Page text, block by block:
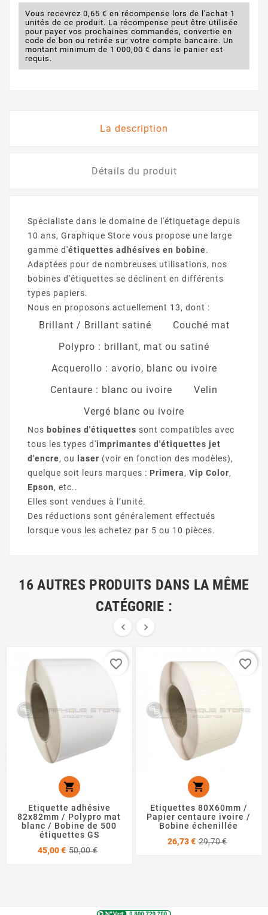
Vous recevrez 0,65 € en récompense lors de l'achat 1
unités de ce produit. La récompense peut être utilisée
pour payer vos prochaines commandes, convertie en
code de bon ou retirée sur votre compte bancaire. Un
montant minimum de 1 000,00 € dans le panier est
requis.
La description
Détails du produit
Spécialiste dans le domaine de l'étiquetage depuis
10 ans, Graphique Store vous propose une large
gamme d'étiquettes adhésives en bobine.
Adaptées pour de nombreuses utilisations, nos
bobines d'étiquettes se déclinent en différents
types papiers.
Nous en proposons actuellement 13, dont :
Brillant / Brillant satiné
Couché mat
Polypro : brillant, mat ou satiné
Acquerollo : avorio, blanc ou ivoire
Centaure : blanc ou ivoire
Velin
Vergé blanc ou ivoire
Nos bobines d'étiquettes sont compatibles avec
tous les types d'imprimantes d'étiquettes jet
d'encre, ou laser (voir en fonction des modèles),
quelque soit leurs marques : Primera, Vip Color,
Epson, etc..
Elles sont vendues à l’unité.
Des réductions sont généralement effectués
lorsque vous les achetez par 5 ou 10 pièces.
16 AUTRES PRODUITS DANS LA MÊME
CATÉGORIE :
 

Etiquette adhésive
82x82mm / Polypro mat
blanc / Bobine de 500
étiquettes GS
45,00 € 50,00 €
favorite_border

Etiquettes 80X60mm /
Papier centaure ivoire /
Bobine échenillée
26,73 € 29,70 €
favorite_border